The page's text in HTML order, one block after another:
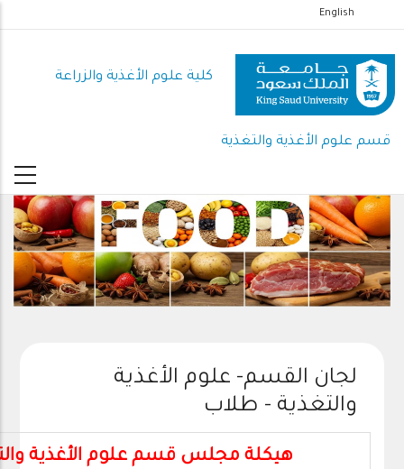
إلى
المحتوى
الرئيسي
English
كلية علوم الأغذية والزراعة
قسم علوم الأغذية والتغذية
لجان القسم- علوم الأغذية
والتغذية - طلاب
هيكلة مجلس قسم علوم الأغذية